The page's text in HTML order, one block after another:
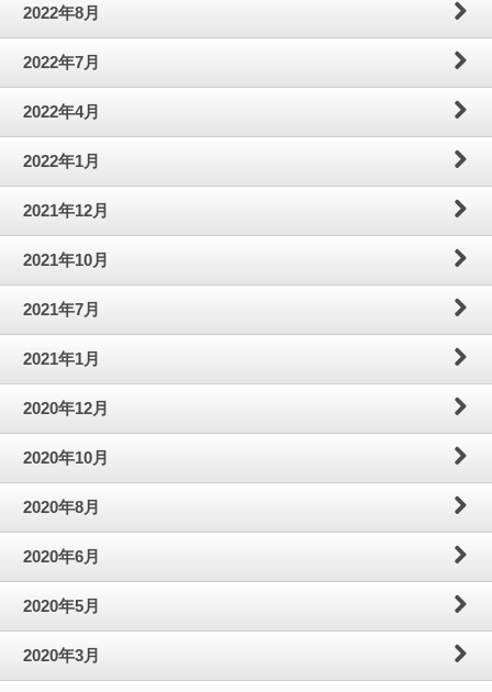
2022年8月
2022年7月
2022年4月
2022年1月
2021年12月
2021年10月
2021年7月
2021年1月
2020年12月
2020年10月
2020年8月
2020年6月
2020年5月
2020年3月